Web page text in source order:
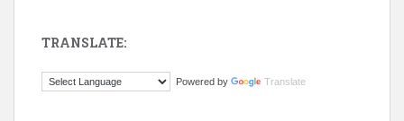
Este gato macho ha aparecido en la calle hace menos de un mes,
TRANSLATE:
Powered by Translate